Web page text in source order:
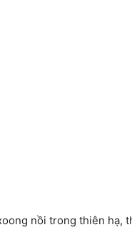
nồi trong thiên hạ,